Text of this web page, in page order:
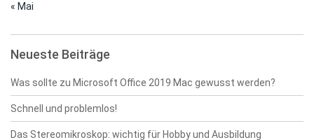
« Mai
Neueste Beiträge
Was sollte zu Microsoft Office 2019 Mac gewusst werden?
Schnell und problemlos!
Das Stereomikroskop: wichtig für Hobby und Ausbildung